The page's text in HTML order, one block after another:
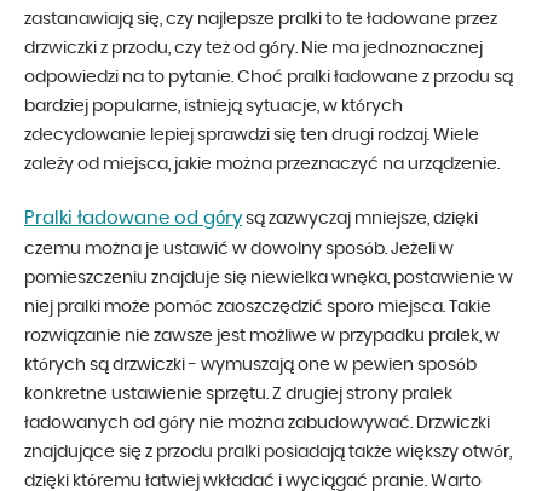
zastanawiają się, czy najlepsze pralki to te ładowane przez
drzwiczki z przodu, czy też od góry. Nie ma jednoznacznej
odpowiedzi na to pytanie. Choć pralki ładowane z przodu są
bardziej popularne, istnieją sytuacje, w których
zdecydowanie lepiej sprawdzi się ten drugi rodzaj. Wiele
zależy od miejsca, jakie można przeznaczyć na urządzenie.
Pralki ładowane od górysą zazwyczaj mniejsze, dzięki
czemu można je ustawić w dowolny sposób. Jeżeli w
pomieszczeniu znajduje się niewielka wnęka, postawienie w
niej pralki może pomóc zaoszczędzić sporo miejsca. Takie
rozwiązanie nie zawsze jest możliwe w przypadku pralek, w
których są drzwiczki - wymuszają one w pewien sposób
konkretne ustawienie sprzętu. Z drugiej strony pralek
ładowanych od góry nie można zabudowywać. Drzwiczki
znajdujące się z przodu pralki posiadają także większy otwór,
dzięki któremu łatwiej wkładać i wyciągać pranie. Warto